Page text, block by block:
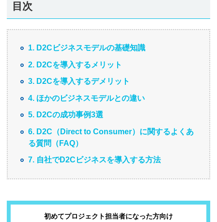
目次
1. D2Cビジネスモデルの基礎知識
2. D2Cを導入するメリット
3. D2Cを導入するデメリット
4. ほかのビジネスモデルとの違い
5. D2Cの成功事例3選
6. D2C（Direct to Consumer）に関するよくあ
る質問（FAQ）
7. 自社でD2Cビジネスを導入する方法
初めてプロジェクト担当者になった方向け